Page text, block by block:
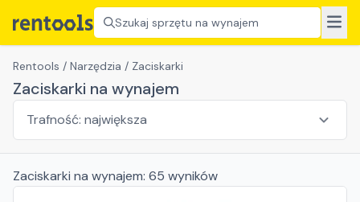
Szukaj sprzętu na wynajem
Rentools / Narzędzia / Zaciskarki
Zaciskarki na wynajem
Zaciskarki na wynajem: 65 wyników